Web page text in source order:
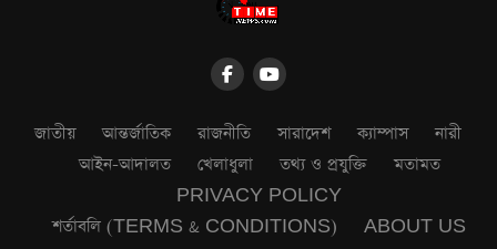
জাতীয় আন্তর্জাতিক রাজনীতি সারাদেশ ক্যাম্পাস
নারী
আইন-আদালত
খেলাধুলা তথ্য ও প্রযুক্তি
মতামত
PRIVACY POLICY
শর্তাবলি (TERMS & CONDITIONS)
ABOUT US